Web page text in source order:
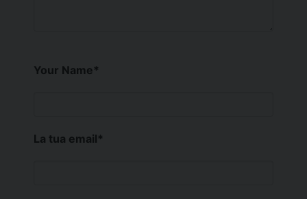
Your Name*
La tua email*